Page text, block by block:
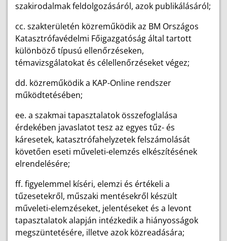
szakirodalmak feldolgozásáról, azok publikálásáról;
cc. szakterületén közreműködik az BM Országos
Katasztrófavédelmi Főigazgatóság által tartott
különböző típusú ellenőrzéseken,
témavizsgálatokat és célellenőrzéseket végez;
dd. közreműködik a KAP-Online rendszer
működtetésében;
ee. a szakmai tapasztalatok összefoglalása
érdekében javaslatot tesz az egyes tűz- és
káresetek, katasztrófahelyzetek felszámolását
követően eseti műveleti-elemzés elkészítésének
elrendelésére;
ff. figyelemmel kíséri, elemzi és értékeli a
tűzesetekről, műszaki mentésekről készült
műveleti-elemzéseket, jelentéseket és a levont
tapasztalatok alapján intézkedik a hiányosságok
megszüntetésére, illetve azok közreadására;